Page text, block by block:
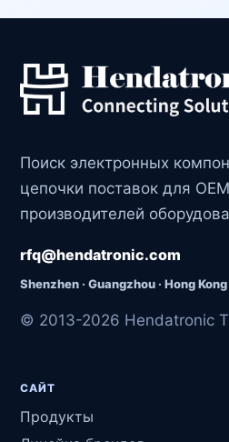
Поиск электронных
цепочки поставок для
производителей
rfq@hendatronic.com
Shenzhen · Guangzhou · Hong Kong
© 2013-2026 Hendatronic
САЙТ
Продукты